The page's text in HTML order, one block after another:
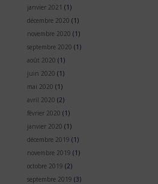
janvier 2021 (1)
décembre 2020 (1)
novembre 2020 (1)
septembre 2020 (1)
août 2020 (1)
juin 2020 (1)
mai 2020 (1)
avril 2020 (2)
février 2020 (1)
janvier 2020 (1)
décembre 2019 (1)
novembre 2019 (1)
octobre 2019 (2)
septembre 2019 (3)